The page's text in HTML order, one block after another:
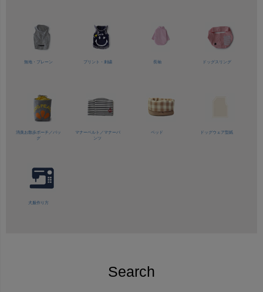
無地・プレーン プリント・刺繍 長袖 ドッグスリング
消臭お散歩ポーチ／バッ
グ
マナーベルト／ マナーパ
ンツ
ベッド ドッグウェア型紙
犬服作り方
Search